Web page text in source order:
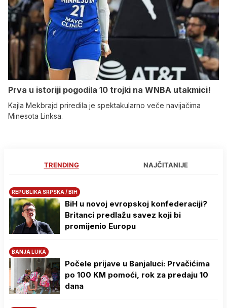
Prva u istoriji pogodila 10 trojki na WNBA utakmici!
Kajla Mekbrajd priredila je spektakularno veče navijačima
Minesota Linksa.
TRENDING NAJČITANIJE
REPUBLIKA SRPSKA / BIH
BiH u novoj evropskoj konfederaciji?
Britanci predlažu savez koji bi
promijenio Europu
BANJA LUKA
Počele prijave u Banjaluci: Prvačićima
po 100 KM pomoći, rok za predaju 10
dana